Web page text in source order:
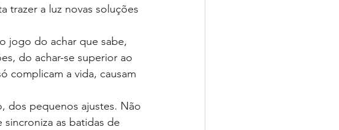
trazer a luz novas soluções
jogo do achar que sabe,
do achar-se superior ao
complicam a vida, causam
dos pequenos ajustes. Não
as batidas de